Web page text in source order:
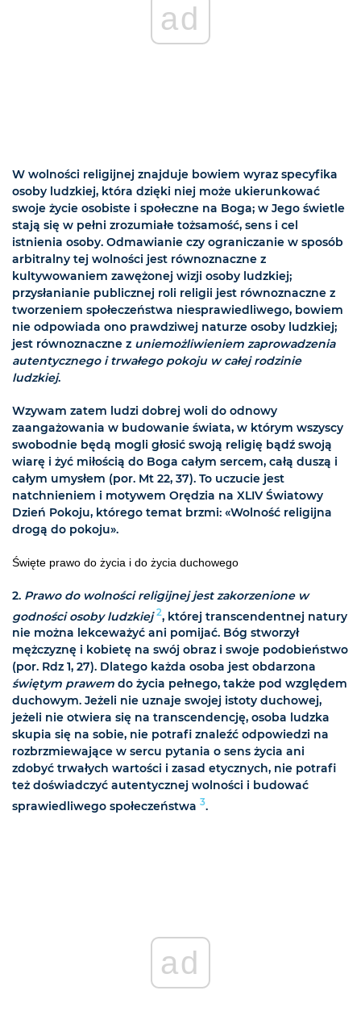
ad
W wolności religijnej znajduje bowiem wyraz specyfika
osoby ludzkiej, która dzięki niej może ukierunkować
swoje życie osobiste i społeczne na Boga; w Jego świetle
stają się w pełni zrozumiałe tożsamość, sens i cel
istnienia osoby. Odmawianie czy ograniczanie w sposób
arbitralny tej wolności jest równoznaczne z
kultywowaniem zawężonej wizji osoby ludzkiej;
przysłanianie publicznej roli religii jest równoznaczne z
tworzeniem społeczeństwa niesprawiedliwego, bowiem
nie odpowiada ono prawdziwej naturze osoby ludzkiej;
jest równoznaczne z uniemożliwieniem zaprowadzenia
autentycznego i trwałego pokoju w całej rodzinie
ludzkiej.
Wzywam zatem ludzi dobrej woli do odnowy
zaangażowania w budowanie świata, w którym wszyscy
swobodnie będą mogli głosić swoją religię bądź swoją
wiarę i żyć miłością do Boga całym sercem, całą duszą i
całym umysłem (por. Mt 22, 37). To uczucie jest
natchnieniem i motywem Orędzia na XLIV Światowy
Dzień Pokoju, którego temat brzmi: «Wolność religijna
drogą do pokoju».
Święte prawo do życia i do życia duchowego
2. Prawo do wolności religijnej jest zakorzenione w
godności osoby ludzkiej 2, której transcendentnej natury
nie można lekceważyć ani pomijać. Bóg stworzył
mężczyznę i kobietę na swój obraz i swoje podobieństwo
(por. Rdz 1, 27). Dlatego każda osoba jest obdarzona
świętym prawem do życia pełnego, także pod względem
duchowym. Jeżeli nie uznaje swojej istoty duchowej,
jeżeli nie otwiera się na transcendencję, osoba ludzka
skupia się na sobie, nie potrafi znaleźć odpowiedzi na
rozbrzmiewające w sercu pytania o sens życia ani
zdobyć trwałych wartości i zasad etycznych, nie potrafi
też doświadczyć autentycznej wolności i budować
sprawiedliwego społeczeństwa 3.
ad